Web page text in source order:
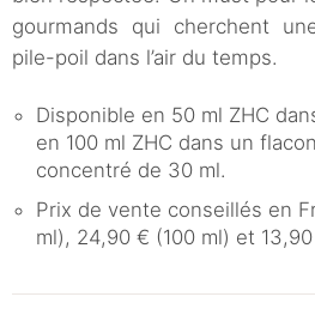
gourmands qui cherchent
pile-poil dans l’air du temps.
Disponible en 50 ml ZHC
en 100 ml ZHC dans un
concentré de 30 ml.
Prix de vente conseillés en
ml), 24,90 € (100 ml) et